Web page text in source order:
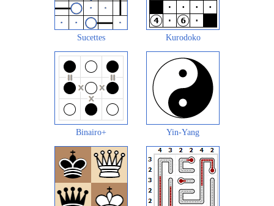
Sucettes Kurodoko
Binairo+ Yin-Yang